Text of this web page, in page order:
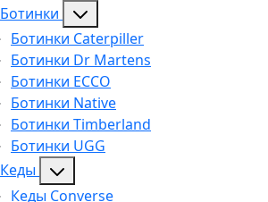
Ботинки
Ботинки Caterpiller
Ботинки Dr Martens
Ботинки ECCO
Ботинки Native
Ботинки Timberland
Ботинки UGG
Кеды
Кеды Converse